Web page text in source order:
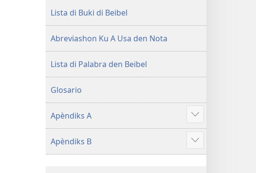
Lista di Buki di Beibel
Abreviashon Ku A Usa den Nota
Lista di Palabra den Beibel
Glosario
Apèndiks A
Mustra
mas
Apèndiks B
Mustra
mas